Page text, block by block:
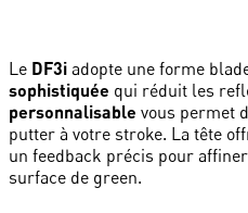
Le DF3i adopte une forme
sophistiquée qui réduit les
personnalisable vous permet
putter à votre stroke. La tête
un feedback précis pour
surface de green.